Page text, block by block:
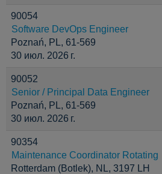
90054
Software DevOps Engineer
Poznań, PL, 61-569
30 июл. 2026 г.
90052
Senior / Principal Data Engineer
Poznań, PL, 61-569
30 июл. 2026 г.
90354
Maintenance Coordinator Rotating
Rotterdam (Botlek), NL, 3197 LH